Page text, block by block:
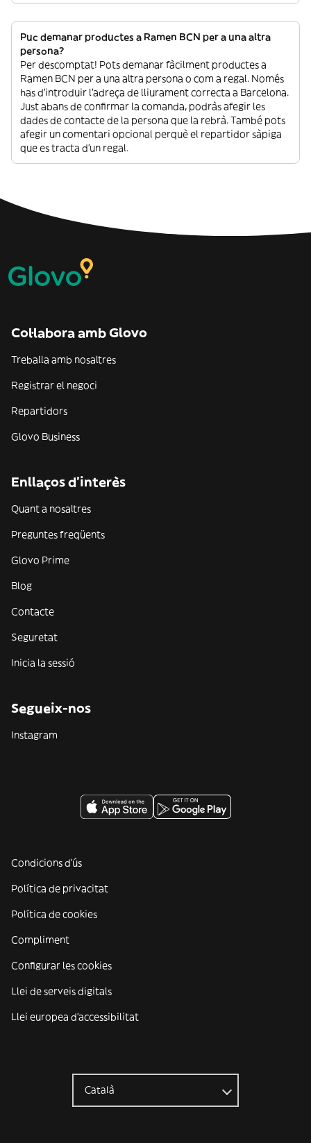
Puc demanar productes a Ramen BCN per a una altra
persona?
Per descomptat! Pots demanar fàcilment productes a
Ramen BCN per a una altra persona o com a regal. Només
has d’introduir l’adreça de lliurament correcta a Barcelona.
Just abans de confirmar la comanda, podràs afegir les
dades de contacte de la persona que la rebrà. També pots
afegir un comentari opcional perquè el repartidor sàpiga
que es tracta d’un regal.
Col·labora amb Glovo
Treballa amb nosaltres
Registrar el negoci
Repartidors
Glovo Business
Enllaços d'interès
Quant a nosaltres
Preguntes freqüents
Glovo Prime
Blog
Contacte
Seguretat
Inicia la sessió
Segueix-nos
Instagram
Condicions d'ús
Política de privacitat
Política de cookies
Compliment
Configurar les cookies
Llei de serveis digitals
Llei europea d'accessibilitat